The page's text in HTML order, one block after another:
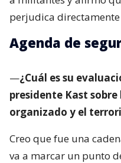
perjudica
Agenda de
—¿Cuál es su
presidente Kast
organizado y el
Creo que fue una
va a marcar un punto